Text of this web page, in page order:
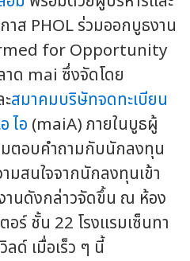
าส PHOL ร่วมออกบูธงาน
for Opportunity
าด mai ซึ่งจัดโดย
สมาคมบริษัทจดทะเบียน
ไอ (maiA) ภายในบูธผู้
ตอบคำถามกับนักลงทุน
มสนใจจากนักลงทุนเข้า
านดังกล่าวจัดขึ้น ณ ห้อง
อร์ ชั้น 22 โรงแรมเซ็นทา
ด์ เมื่อเร็ว ๆ นี้